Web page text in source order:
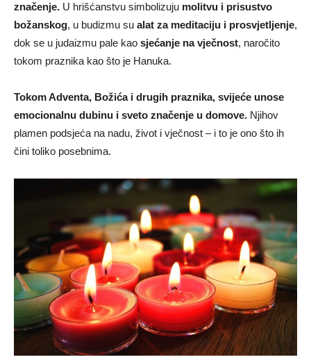
značenje. U hrišćanstvu simbolizuju molitvu i prisustvo
božanskog, u budizmu su alat za meditaciju i prosvjetljenje,
dok se u judaizmu pale kao sjećanje na vječnost, naročito
tokom praznika kao što je Hanuka.
Tokom Adventa, Božića i drugih praznika, svijeće unose
emocionalnu dubinu i sveto značenje u domove. Njihov
plamen podsjeća na nadu, život i vječnost – i to je ono što ih
čini toliko posebnima.